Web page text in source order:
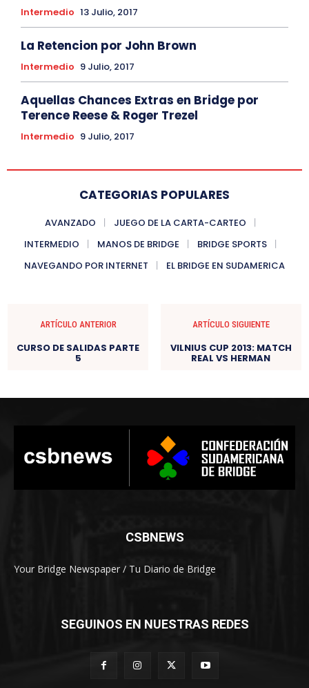
Intermedio 13 Julio, 2017
La Retencion por John Brown
Intermedio 9 Julio, 2017
Aquellas Chances Extras en Bridge por
Terence Reese & Roger Trezel
Intermedio 9 Julio, 2017
CATEGORIAS POPULARES
AVANZADO
JUEGO DE LA CARTA-CARTEO
INTERMEDIO
MANOS DE BRIDGE
BRIDGE SPORTS
NAVEGANDO POR INTERNET
EL BRIDGE EN SUDAMERICA
ARTÍCULO ANTERIOR
CURSO DE SALIDAS PARTE
5
ARTÍCULO SIGUIENTE
VILNIUS CUP 2013: MATCH
REAL VS HERMAN
CSBNEWS
Your Bridge Newspaper / Tu Diario de Bridge
SEGUINOS EN NUESTRAS REDES